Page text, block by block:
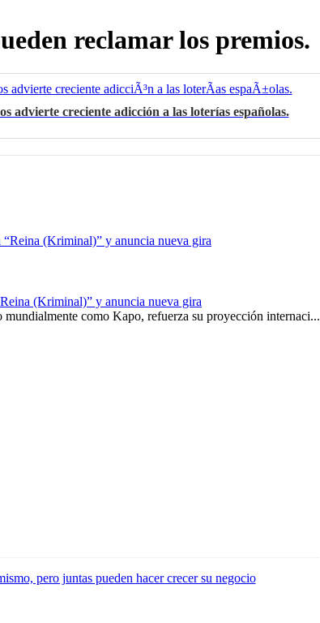
reclamar los premios.
advierte creciente adicción a las loterías españolas.
(Kriminal)” y anuncia nueva gira
como Kapo, refuerza su proyección internaci...
pero juntas pueden hacer crecer su negocio